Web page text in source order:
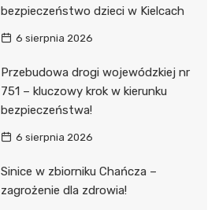
bezpieczeństwo dzieci w Kielcach
6 sierpnia 2026
Przebudowa drogi wojewódzkiej nr
751 – kluczowy krok w kierunku
bezpieczeństwa!
6 sierpnia 2026
Sinice w zbiorniku Chańcza –
zagrożenie dla zdrowia!